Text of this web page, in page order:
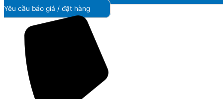
Yêu cầu báo giá / đặt hàng